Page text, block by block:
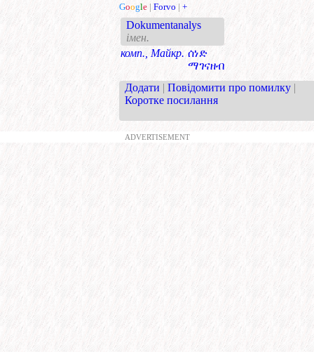
Google | Forvo | +
Dokumentanalys
імен.
комп., Майкр. ሰነድ
ማገናዘብ
Додати | Повідомити про помилку |
Коротке посилання
ADVERTISEMENT